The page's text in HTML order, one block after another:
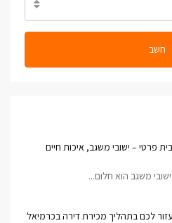
חשב
פרטי – ישובי משגב, איכות חיים
משגב הוא חלום...